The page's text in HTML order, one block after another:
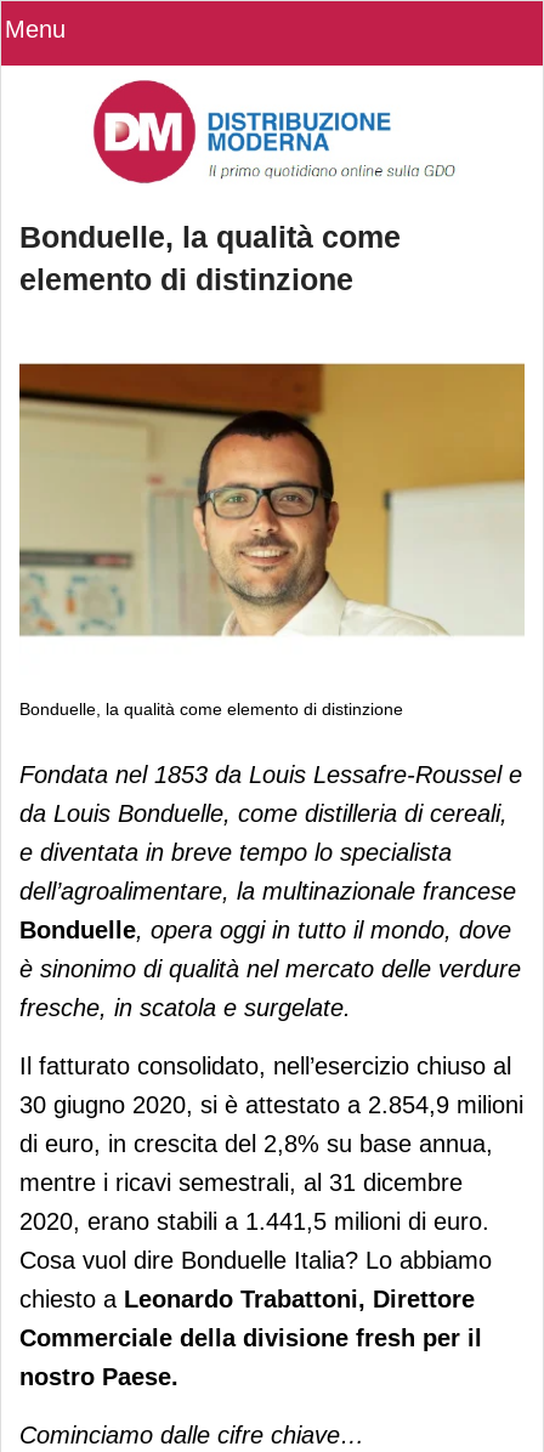
Menu
Bonduelle, la qualità come
elemento di distinzione
Bonduelle, la qualità come elemento di distinzione
Bonduelle, la qualità come elemento
di distinzione
Fondata nel 1853 da Louis Lessafre-Roussel e
da Louis Bonduelle, come distilleria di cereali,
e diventata in breve tempo lo specialista
dell’agroalimentare, la multinazionale francese
Bonduelle, opera oggi in tutto il mondo, dove
è sinonimo di qualità nel mercato delle verdure
fresche, in scatola e surgelate.
Il fatturato consolidato, nell’esercizio chiuso al
30 giugno 2020, si è attestato a 2.854,9 milioni
di euro, in crescita del 2,8% su base annua,
mentre i ricavi semestrali, al 31 dicembre
2020, erano stabili a 1.441,5 milioni di euro.
Cosa vuol dire Bonduelle Italia? Lo abbiamo
chiesto a Leonardo Trabattoni, Direttore
Commerciale della divisione fresh per il
nostro Paese.
Cominciamo dalle cifre chiave…